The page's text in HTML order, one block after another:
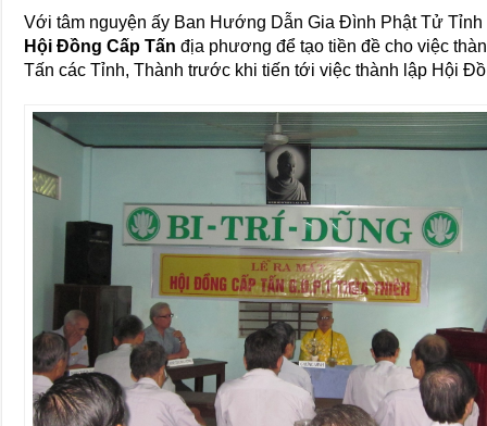
Với tâm nguyện ấy Ban Hướng Dẫn Gia Đình Phật Tử
Hội Đồng Cấp Tấn địa phương để tạo tiền đề cho việc
Tấn các Tỉnh, Thành trước khi tiến tới việc thành lập Hội